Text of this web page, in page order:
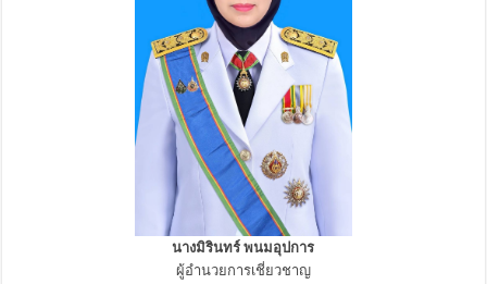
นางมิรินทร์ พนมอุปการ
ผู้อำนวยการเชี่ยวชาญ